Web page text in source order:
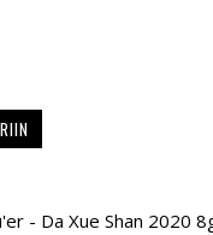
- Da Xue Shan 2020